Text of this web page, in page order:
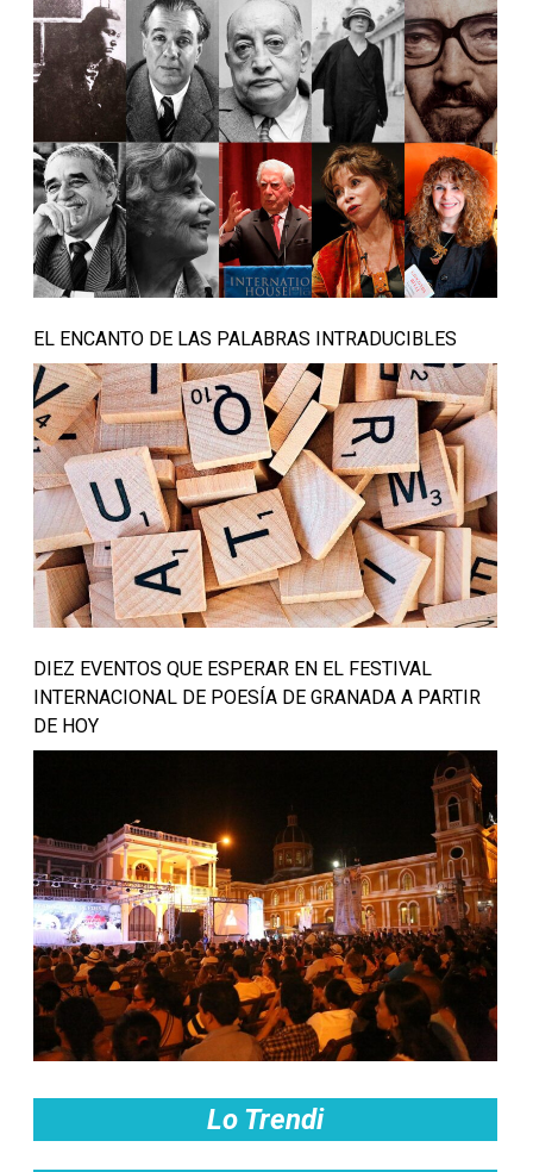
EL ENCANTO DE LAS PALABRAS INTRADUCIBLES
DIEZ EVENTOS QUE ESPERAR EN EL FESTIVAL
INTERNACIONAL DE POESÍA DE GRANADA A PARTIR
DE HOY
Lo Trendi